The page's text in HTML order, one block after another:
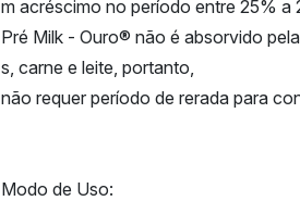
m acréscimo no período entre 25% a
Pré Milk - Ouro® não é absorvido
s, carne e leite, portanto,
não requer período de rerada para
Modo de Uso: